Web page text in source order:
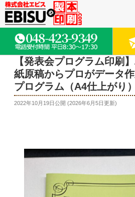
【発表会プログラム印刷
紙原稿からプロがデータ
プログラム（A4仕上がり）
2022年10月19日公開 (2026年6月5日更新)